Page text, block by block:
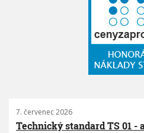
7. červenec 2026
Technický standard TS 01 -